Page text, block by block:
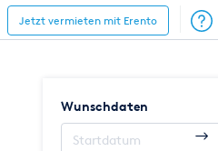
Jetzt vermieten mit Erento
Wunschdaten